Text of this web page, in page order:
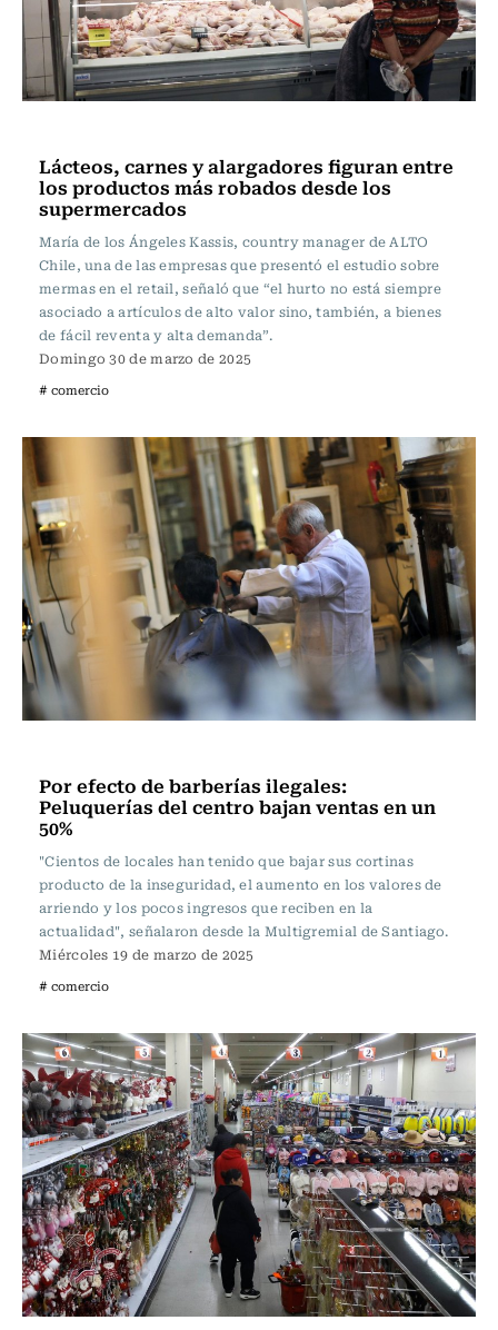
Lácteos, carnes y alargadores figuran entre
los productos más robados desde los
supermercados
María de los Ángeles Kassis, country manager de ALTO
Chile, una de las empresas que presentó el estudio sobre
mermas en el retail, señaló que “el hurto no está siempre
asociado a artículos de alto valor sino, también, a bienes
de fácil reventa y alta demanda”.
Domingo 30 de marzo de 2025
# comercio
Por efecto de barberías ilegales:
Peluquerías del centro bajan ventas en un
50%
"Cientos de locales han tenido que bajar sus cortinas
producto de la inseguridad, el aumento en los valores de
arriendo y los pocos ingresos que reciben en la
actualidad", señalaron desde la Multigremial de Santiago.
Miércoles 19 de marzo de 2025
# comercio